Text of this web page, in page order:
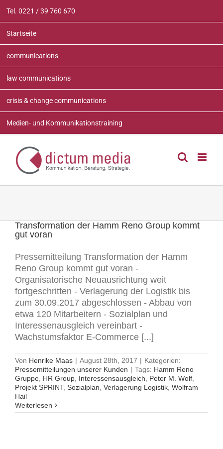
Inhalt
springen
Tel. 0221 / 39 760 670
Startseite
communications
law communications
crisis & change communications
Medien- und Kommunikationstraining
Transformation der Hamm Reno Group kommt
gut voran
Pressemitteilung Transformation der Hamm
Reno Group kommt gut voran -
Organisatorische Neuausrichtung weit
fortgeschritten - Verlagerung der Logistik bis
zum 30.09.2017 abgeschlossen - Abbau von
etwa 120 Mitarbeitern - Sozialplan und
Interessenausgleich vereinbart -
Wachstumsfaktor E-Commerce [...]
Von Henrike Maas | August 28th, 2017 | Kategorien:
Pressemitteilungen unserer Kunden | Tags: Hamm Reno
Gruppe HR Group Interessensausgleich Peter M. Wolf
Projekt SPRINT, Sozialplan Verlagerung Logistik Wolfram
Hail
Weiterlesen